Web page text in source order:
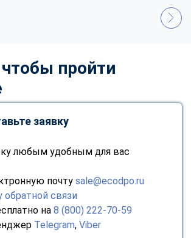
пройти
заявку
любым удобным для вас
почту sale@ecodpo.ru
связи
на 8 (800) 222-70-59
Telegram, Viber